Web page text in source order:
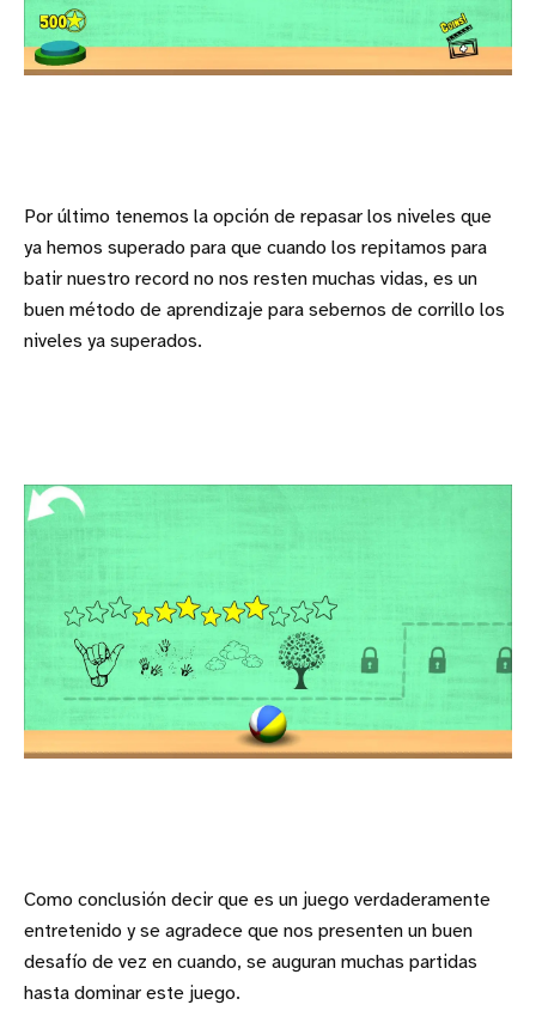
Por último tenemos la opción de repasar los niveles que
ya hemos superado para que cuando los repitamos para
batir nuestro record no nos resten muchas vidas, es un
buen método de aprendizaje para sebernos de corrillo los
niveles ya superados.
Como conclusión decir que es un juego verdaderamente
entretenido y se agradece que nos presenten un buen
desafío de vez en cuando, se auguran muchas partidas
hasta dominar este juego.